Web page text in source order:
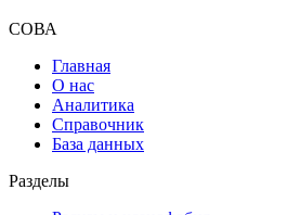
СОВА
Главная
О нас
Аналитика
Справочник
База данных
Разделы